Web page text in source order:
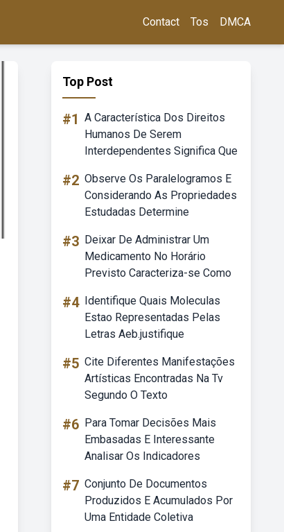
Contact Tos DMCA
Top Post
#1 A Característica Dos Direitos
Humanos De Serem
Interdependentes Significa Que
#2 Observe Os Paralelogramos E
Considerando As Propriedades
Estudadas Determine
#3 Deixar De Administrar Um
Medicamento No Horário
Previsto Caracteriza-se Como
#4 Identifique Quais Moleculas
Estao Representadas Pelas
Letras Aeb.justifique
#5 Cite Diferentes Manifestações
Artísticas Encontradas Na Tv
Segundo O Texto
#6 Para Tomar Decisões Mais
Embasadas E Interessante
Analisar Os Indicadores
#7 Conjunto De Documentos
Produzidos E Acumulados Por
Uma Entidade Coletiva